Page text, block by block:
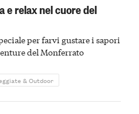
e relax nel cuore del
per farvi gustare i sapori
del Monferrato
& Outdoor